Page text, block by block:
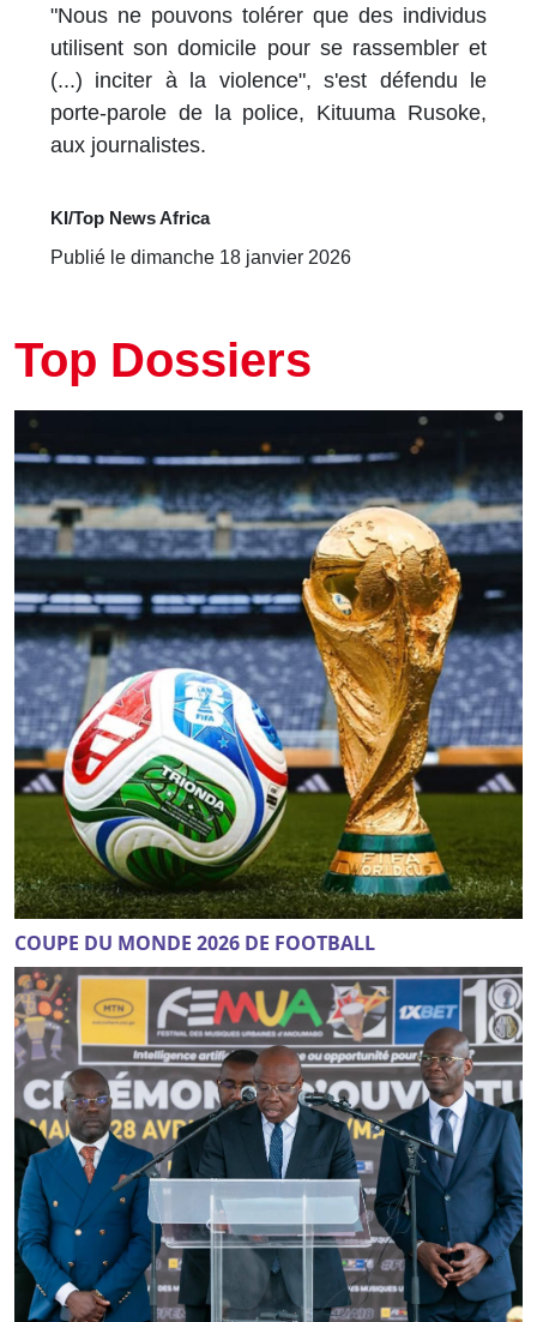
"Nous ne pouvons tolérer que des individus
utilisent son domicile pour se rassembler et
(...) inciter à la violence", s'est défendu le
porte-parole de la police, Kituuma Rusoke,
aux journalistes.
KI/Top News Africa
Publié le dimanche 18 janvier 2026
Top Dossiers
COUPE DU MONDE 2026 DE FOOTBALL